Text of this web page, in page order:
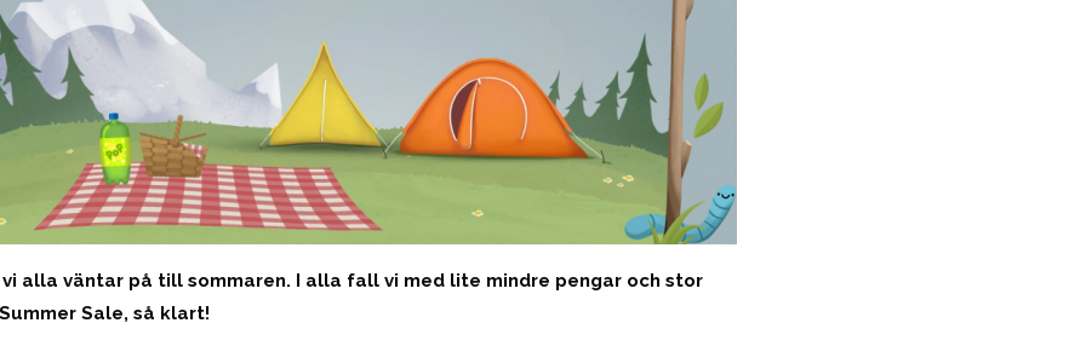
alla väntar på till sommaren. I alla fall vi med lite mindre pengar och stor
Sale, så klart!